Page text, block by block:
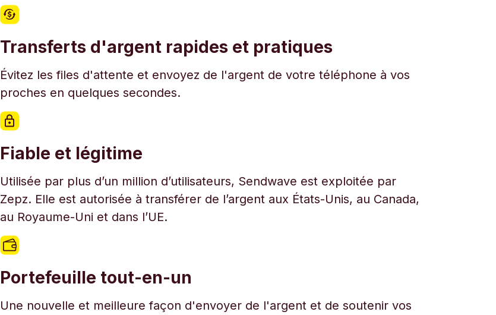
Transferts d'argent rapides et pratiques
Évitez les files d'attente et envoyez de l'argent de votre téléphone à vos
proches en quelques secondes.
Fiable et légitime
Utilisée par plus d’un million d’utilisateurs, Sendwave est exploitée par
Zepz. Elle est autorisée à transférer de l’argent aux États-Unis, au Canada,
au Royaume-Uni et dans l’UE.
Portefeuille tout-en-un
Une nouvelle et meilleure façon d'envoyer de l'argent et de soutenir vos